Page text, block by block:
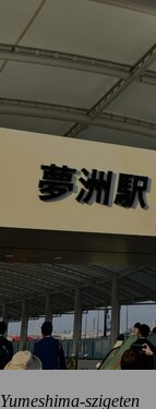
szigeten